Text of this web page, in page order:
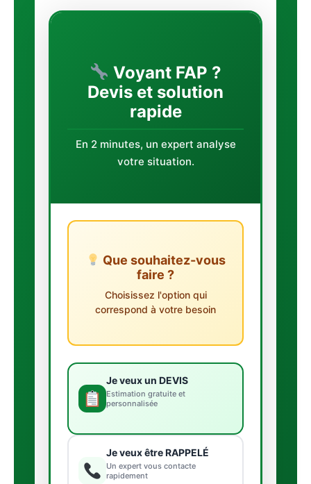
Voyant FAP ?
Devis et solution
rapide
En 2 minutes, un expert analyse
votre situation.
Que souhaitez-vous
faire ?
Choisissez l'option qui
correspond à votre besoin
Je veux un DEVIS
Estimation gratuite et
personnalisée
Je veux être RAPPELÉ
Un expert vous contacte
rapidement